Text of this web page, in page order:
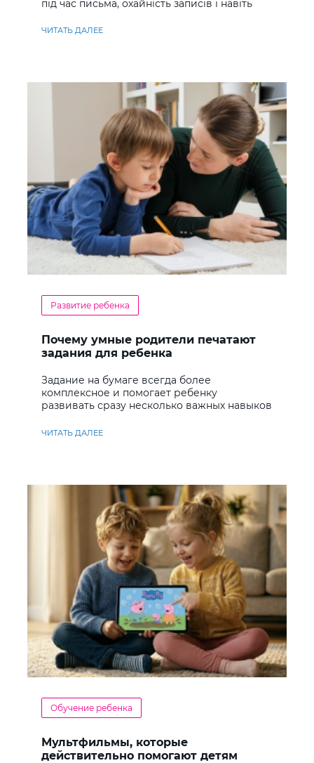
під час письма, охайність записів і навіть
ЧИТАТЬ ДАЛЕЕ
Развитие ребенка
Почему умные родители печатают
задания для ребенка
Задание на бумаге всегда более
комплексное и помогает ребенку
развивать сразу несколько важных навыков
ЧИТАТЬ ДАЛЕЕ
Обучение ребенка
Мультфильмы, которые
действительно помогают детям